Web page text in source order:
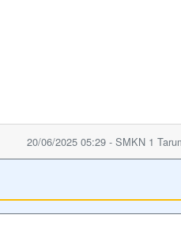
20/06/2025 05:29 - SMKN 1